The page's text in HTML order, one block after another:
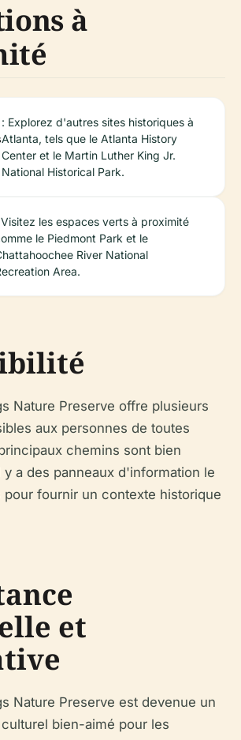
à
: Explorez d'autres sites historiques à
Atlanta, tels que le Atlanta History
Center et le Martin Luther King Jr.
National Historical Park.
les espaces verts à proximité
le Piedmont Park et le
River National
Area.
Nature Preserve offre plusieurs
aux personnes de toutes
chemins sont bien
a des panneaux d'information le
pour fournir un contexte historique
et
Nature Preserve est devenue un
bien-aimé pour les